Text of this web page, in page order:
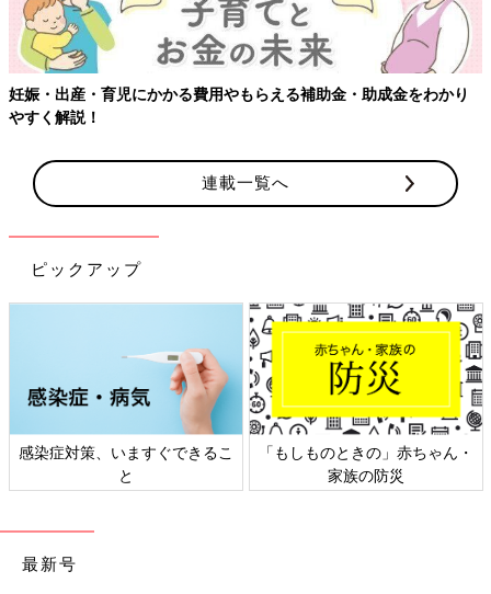
妊娠・出産・育児にかかる費用やもらえる補助金・助成金をわかり
やすく解説！
連載一覧へ
ピックアップ
感染症対策、いますぐできるこ
と
「もしものときの」赤ちゃん・
家族の防災
最新号